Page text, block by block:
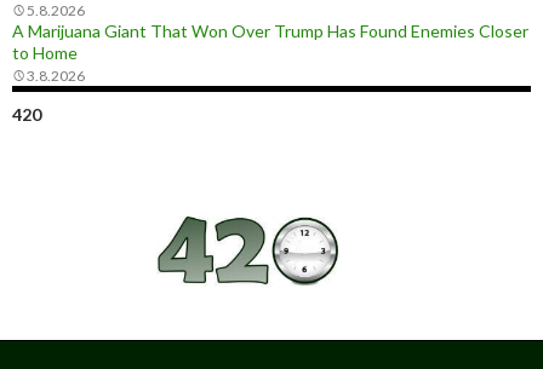
5.8.2026
A Marijuana Giant That Won Over Trump Has Found Enemies Closer
to Home
3.8.2026
420